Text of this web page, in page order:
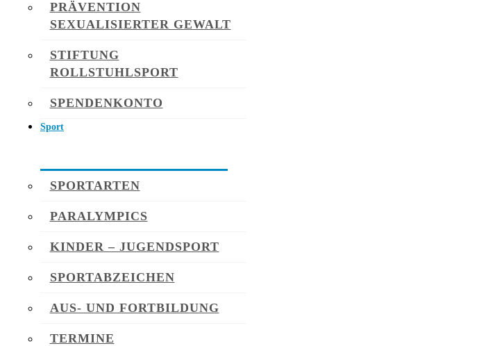
PRÄVENTION
SEXUALISIERTER GEWALT
STIFTUNG
ROLLSTUHLSPORT
SPENDENKONTO
Sport
SPORTARTEN
PARALYMPICS
KINDER – JUGENDSPORT
SPORTABZEICHEN
AUS- UND FORTBILDUNG
TERMINE